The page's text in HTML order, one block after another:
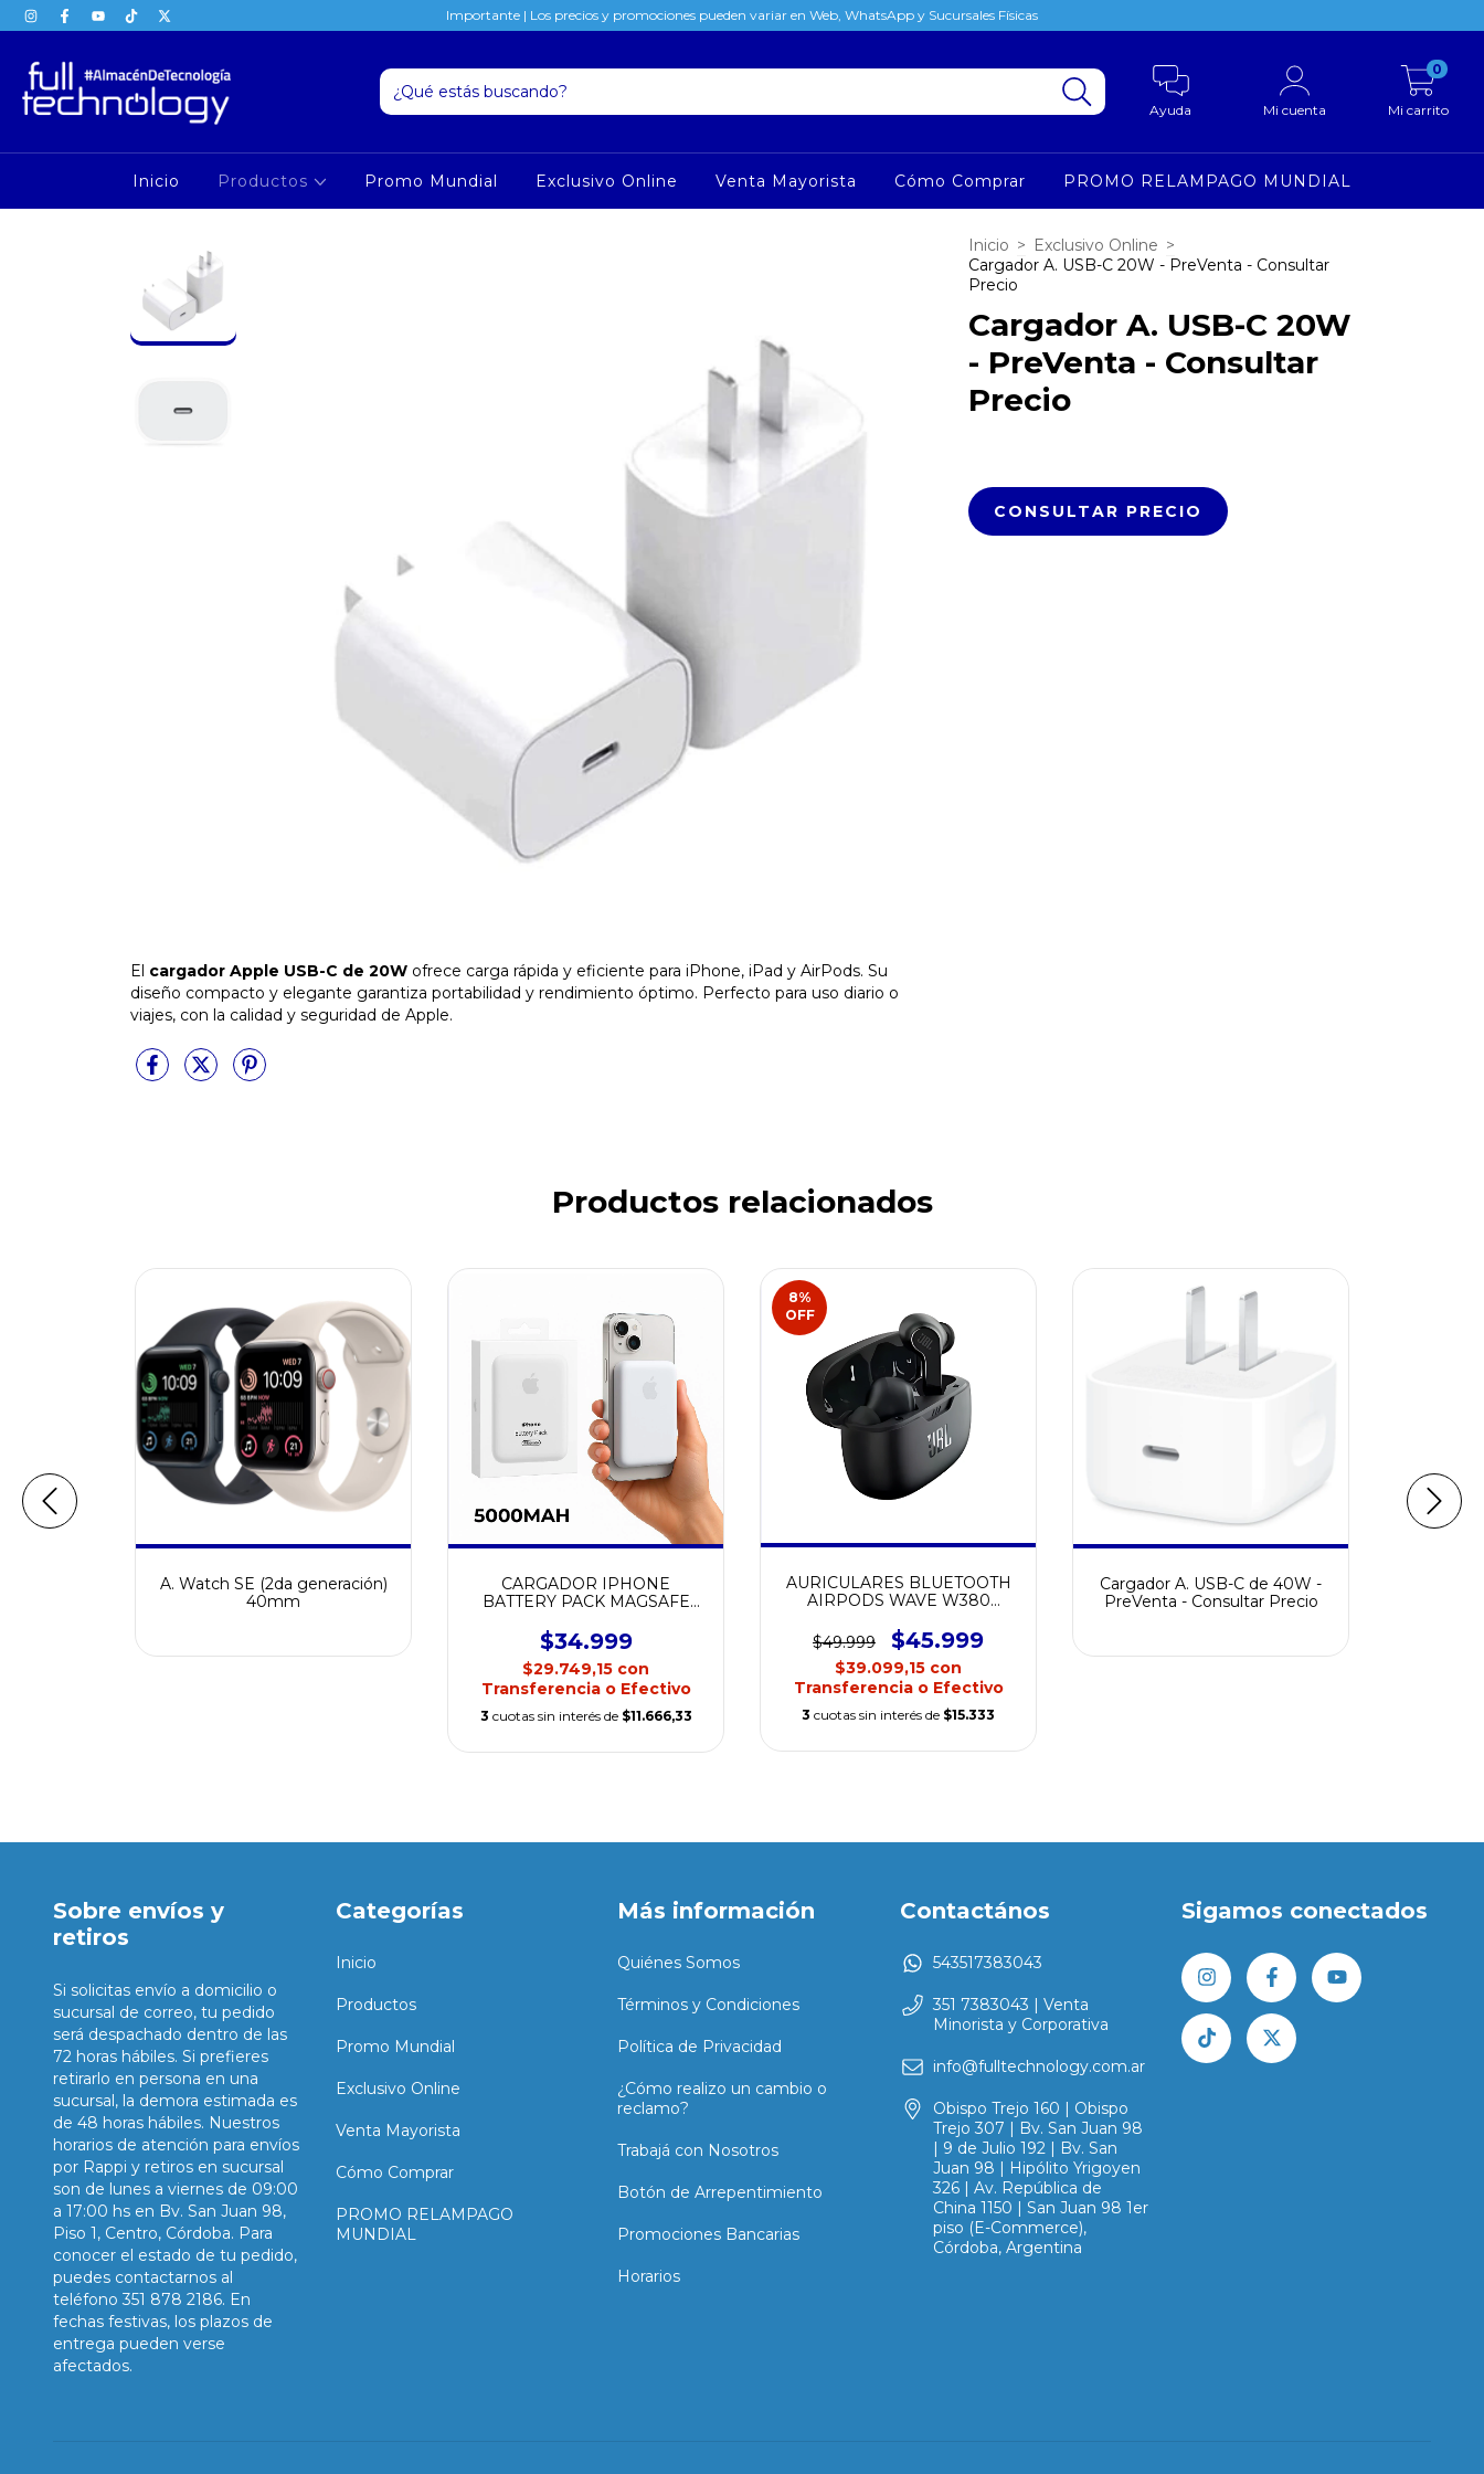
Importante | Los precios y promociones pueden variar en Web, WhatsApp y Sucursales Físicas
Ayuda Mi cuenta Mi carrito
0
Inicio Productos Promo Mundial Exclusivo Online Venta Mayorista Cómo Comprar PROMO RELAMPAGO MUNDIAL
El cargador Apple USB-C de 20W ofrece carga rápida y eficiente para iPhone, iPad y AirPods. Su
diseño compacto y elegante garantiza portabilidad y rendimiento óptimo. Perfecto para uso diario o
viajes, con la calidad y seguridad de Apple.
Inicio > Exclusivo Online >
Cargador A. USB-C 20W - PreVenta - Consultar
Precio
Cargador A. USB-C 20W
- PreVenta - Consultar
Precio
Productos relacionados
A. Watch SE (2da generación)
40mm
CARGADOR IPHONE
BATTERY PACK MAGSAFE
$34.999
$29.749,15 con
Transferencia o Efectivo
3 cuotas sin interés de $11.666,33
8%
OFF
AURICULARES BLUETOOTH
AIRPODS WAVE W380
$49.999
$45.999
$39.099,15 con
Transferencia o Efectivo
3 cuotas sin interés de $15.333
Cargador A. USB-C de 40W -
PreVenta - Consultar Precio
Sobre envíos y
retiros
Si solicitas envío a domicilio o
sucursal de correo, tu pedido
será despachado dentro de las
72 horas hábiles. Si prefieres
retirarlo en persona en una
sucursal, la demora estimada es
de 48 horas hábiles. Nuestros
horarios de atención para envíos
por Rappi y retiros en sucursal
son de lunes a viernes de 09:00
a 17:00 hs en Bv. San Juan 98,
Piso 1, Centro, Córdoba. Para
conocer el estado de tu pedido,
puedes contactarnos al
teléfono 351 878 2186. En
fechas festivas, los plazos de
entrega pueden verse
afectados.
Categorías
Inicio
Productos
Promo Mundial
Exclusivo Online
Venta Mayorista
Cómo Comprar
PROMO RELAMPAGO
MUNDIAL
Más información
Quiénes Somos
Términos y Condiciones
Política de Privacidad
¿Cómo realizo un cambio o
reclamo?
Trabajá con Nosotros
Botón de Arrepentimiento
Promociones Bancarias
Horarios
Contactános
543517383043
351 7383043 | Venta
Minorista y Corporativa
info@fulltechnology.com.ar
Obispo Trejo 160 | Obispo
Trejo 307 | Bv. San Juan 98
| 9 de Julio 192 | Bv. San
Juan 98 | Hipólito Yrigoyen
326 | Av. República de
China 1150 | San Juan 98 1er
piso (E-Commerce),
Córdoba, Argentina
Sigamos conectados